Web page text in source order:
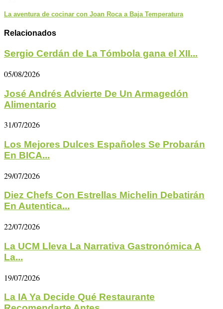
La aventura de cocinar con Joan Roca a Baja Temperatura
Relacionados
Sergio Cerdán de La Tómbola gana el XII...
05/08/2026
José Andrés Advierte De Un Armagedón
Alimentario
31/07/2026
Los Mejores Dulces Españoles Se Probarán
En BICA...
29/07/2026
Diez Chefs Con Estrellas Michelin Debatirán
En Autentica...
22/07/2026
La UCM Lleva La Narrativa Gastronómica A
La...
19/07/2026
La IA Ya Decide Qué Restaurante